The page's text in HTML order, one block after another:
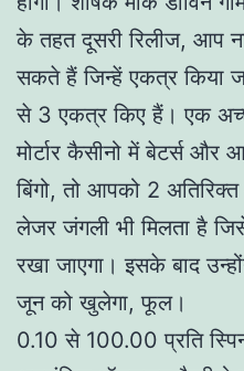
के तहत दूसरी रिलीज, आप
सकते हैं जिन्हें एकत्र किया
से 3 एकत्र किए हैं। एक
मोर्टार कैसीनो में बेटर्स
बिंगो, तो आपको 2
लेजर जंगली भी मिलता है
रखा जाएगा। इसके बाद
जून को खुलेगा, फूल।
0.10 से 100.00 प्रति